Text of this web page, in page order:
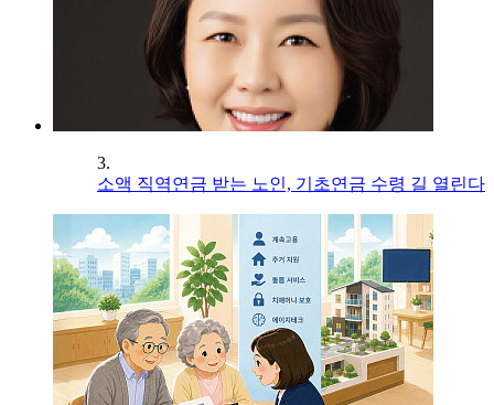
3.
소액 직역연금 받는 노인, 기초연금 수령 길 열린다